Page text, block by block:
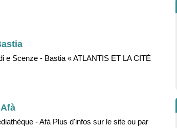
e Scenze - Bastia « ATLANTIS ET LA CITÉ
- Afà Plus d'infos sur le site ou par